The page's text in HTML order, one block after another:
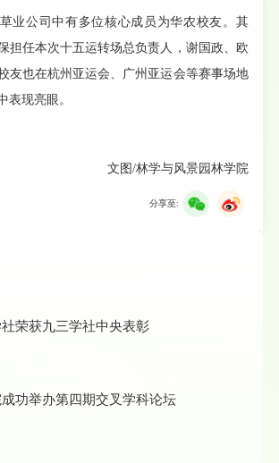
业公司中有多位核心成员为华农校友。其
担任本次十五运转场总负责人，谢国政、欧
友也在杭州亚运会、广州亚运会等赛事场地
表现亮眼。
文图/林学与风景园林学院
分享至:
荣获九三学社中央表彰
功举办第四期交叉学科论坛